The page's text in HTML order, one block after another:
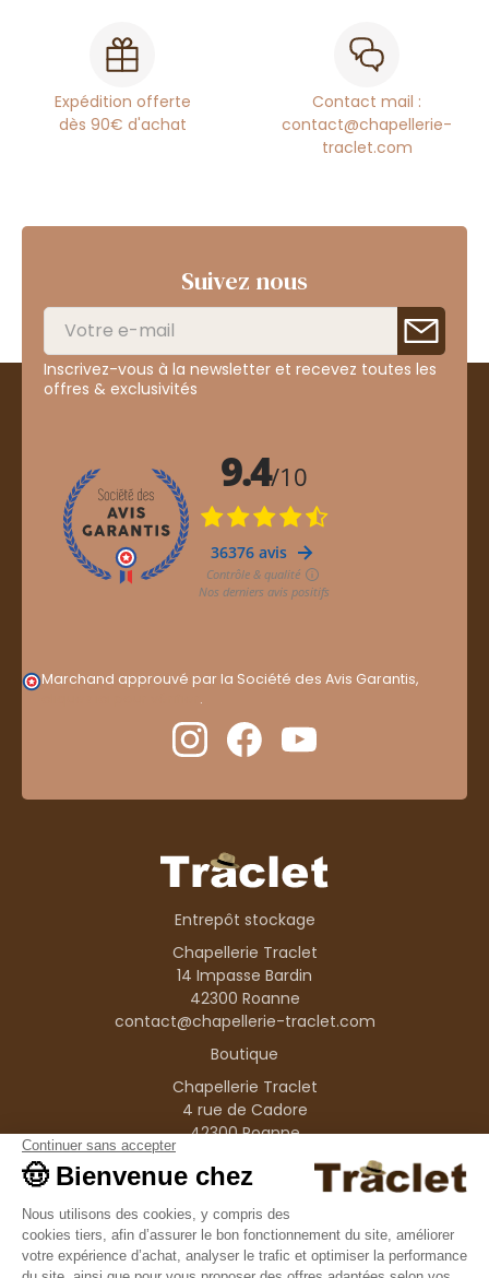
Expédition offerte
dès 90€ d'achat
Contact mail :
contact@chapellerie-
traclet.com
Suivez nous
Inscrivez-vous à la newsletter et recevez toutes les
offres & exclusivités
Marchand approuvé par la Société des Avis Garantis,
.
Entrepôt stockage
Chapellerie Traclet
14 Impasse Bardin
42300 Roanne
contact@chapellerie-traclet.com
Boutique
Chapellerie Traclet
4 rue de Cadore
42300 Roanne
Produits